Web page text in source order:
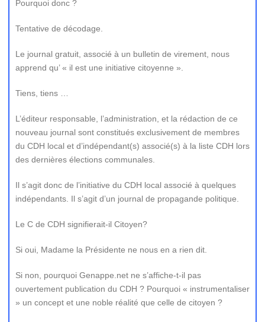
Pourquoi donc ?
Tentative de décodage.
Le journal gratuit, associé à un bulletin de virement, nous
apprend qu’ « il est une initiative citoyenne ».
Tiens, tiens …
L’éditeur responsable, l’administration, et la rédaction de ce
nouveau journal sont constitués exclusivement de membres
du CDH local et d’indépendant(s) associé(s) à la liste CDH lors
des dernières élections communales.
Il s’agit donc de l’initiative du CDH local associé à quelques
indépendants. Il s’agit d’un journal de propagande politique.
Le C de CDH signifierait-il Citoyen?
Si oui, Madame la Présidente ne nous en a rien dit.
Si non, pourquoi Genappe.net ne s’affiche-t-il pas
ouvertement publication du CDH ? Pourquoi « instrumentaliser
» un concept et une noble réalité que celle de citoyen ?